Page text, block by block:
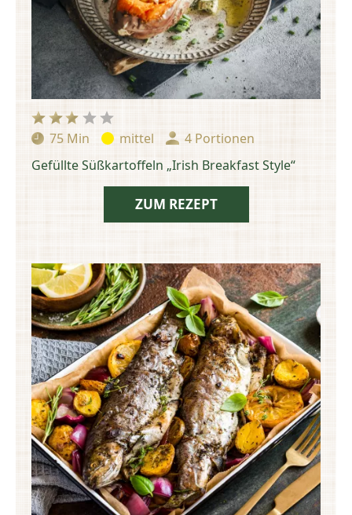
Zubereitungszeit:
75 Min Schwierigkeit:
mittel Portionen:
4 Portionen
Gefüllte Süßkartoffeln „Irish Breakfast Style“
ZUM REZEPT